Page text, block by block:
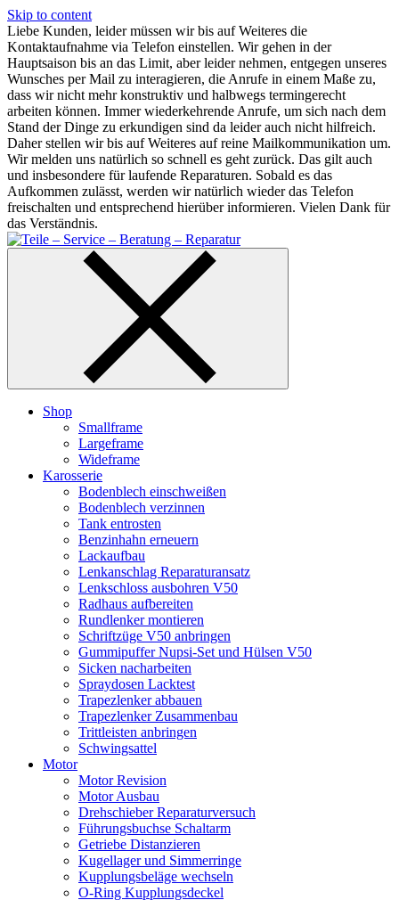
Skip to content
Liebe Kunden, leider müssen wir bis auf Weiteres die
Kontaktaufnahme via Telefon einstellen. Wir gehen in der
Hauptsaison bis an das Limit, aber leider nehmen, entgegen unseres
Wunsches per Mail zu interagieren, die Anrufe in einem Maße zu,
dass wir nicht mehr konstruktiv und halbwegs termingerecht
arbeiten können. Immer wiederkehrende Anrufe, um sich nach dem
Stand der Dinge zu erkundigen sind da leider auch nicht hilfreich.
Daher stellen wir bis auf Weiteres auf reine Mailkommunikation um.
Wir melden uns natürlich so schnell es geht zurück. Das gilt auch
und insbesondere für laufende Reparaturen. Sobald es das
Aufkommen zulässt, werden wir natürlich wieder das Telefon
freischalten und entsprechend hierüber informieren. Vielen Dank für
das Verständnis.
Shop
Smallframe
Largeframe
Wideframe
Karosserie
Bodenblech einschweißen
Bodenblech verzinnen
Tank entrosten
Benzinhahn erneuern
Lackaufbau
Lenkanschlag Reparaturansatz
Lenkschloss ausbohren V50
Radhaus aufbereiten
Rundlenker montieren
Schriftzüge V50 anbringen
Gummipuffer Nupsi-Set und Hülsen V50
Sicken nacharbeiten
Spraydosen Lacktest
Trapezlenker abbauen
Trapezlenker Zusammenbau
Trittleisten anbringen
Schwingsattel
Motor
Motor Revision
Motor Ausbau
Drehschieber Reparaturversuch
Führungsbuchse Schaltarm
Getriebe Distanzieren
Kugellager und Simmerringe
Kupplungsbeläge wechseln
O-Ring Kupplungsdeckel